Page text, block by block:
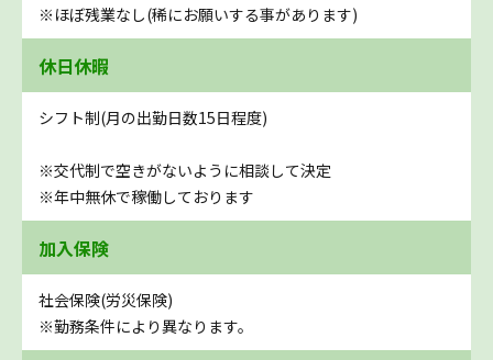
※ほぼ残業なし(稀にお願いする事があります)
休日休暇
シフト制(月の出勤日数15日程度)
※交代制で空きがないように相談して決定
※年中無休で稼働しております
加入保険
社会保険(労災保険)
※勤務条件により異なります。